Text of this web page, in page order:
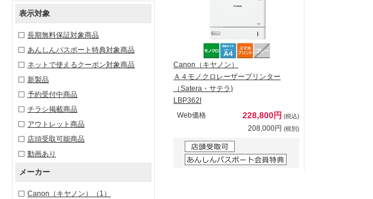
表示対象
長期無料保証対象商品
あんしんパスポート特典対象商品
ネットで使えるクーポン対象商品
新製品
予約受付中商品
チラシ掲載商品
アウトレット商品
店頭受取可能商品
動画あり
メーカー
Canon（キヤノン） （1）
Canon（キヤノン）
Ａ４モノクロレーザープリンター
（Satera・サテラ)
LBP362I
Web価格
228,800円 (税込)
208,000円 (税別)